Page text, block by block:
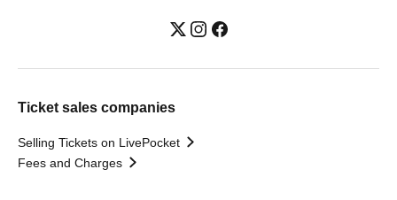
Ticket sales companies
Selling Tickets on LivePocket
Fees and Charges